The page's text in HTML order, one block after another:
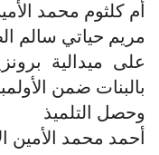
أم كلثوم محمد
مريم حياتي سالم
على ميدالية
بالبنات ضمن
وحصل التلميذ
أحمد محمد الأمين